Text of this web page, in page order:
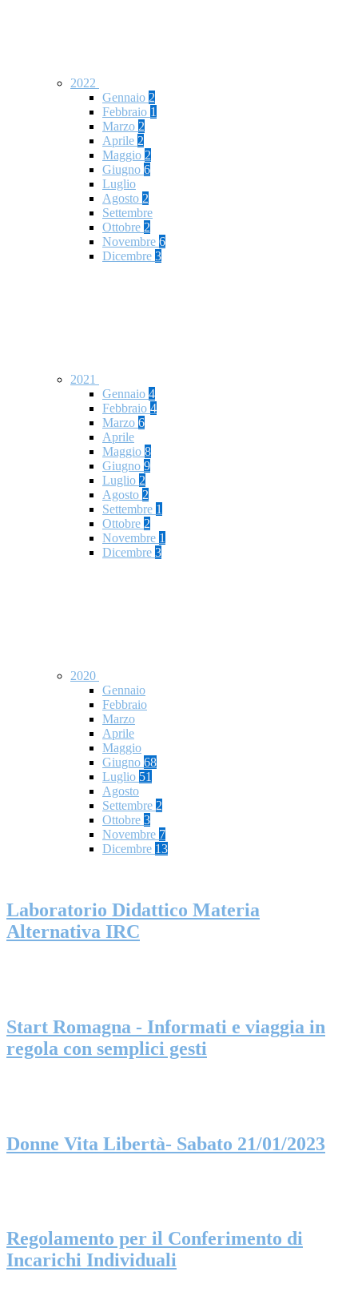
2022
Gennaio 2
Febbraio 1
Marzo 2
Aprile 2
Maggio 2
Giugno 6
Luglio
Agosto 2
Settembre
Ottobre 2
Novembre 6
Dicembre 3
2021
Gennaio 4
Febbraio 4
Marzo 6
Aprile
Maggio 8
Giugno 9
Luglio 2
Agosto 2
Settembre 1
Ottobre 2
Novembre 1
Dicembre 3
2020
Gennaio
Febbraio
Marzo
Aprile
Maggio
Giugno 68
Luglio 51
Agosto
Settembre 2
Ottobre 3
Novembre 7
Dicembre 13
Laboratorio Didattico Materia
Alternativa IRC
Start Romagna - Informati e viaggia in
regola con semplici gesti
Donne Vita Libertà- Sabato 21/01/2023
Regolamento per il Conferimento di
Incarichi Individuali